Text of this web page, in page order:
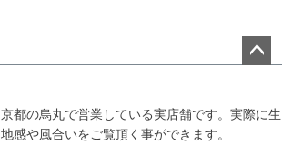
ップ
京都の烏丸で営業している実店舗です。実際に生
地感や風合いをご覧頂く事ができます。